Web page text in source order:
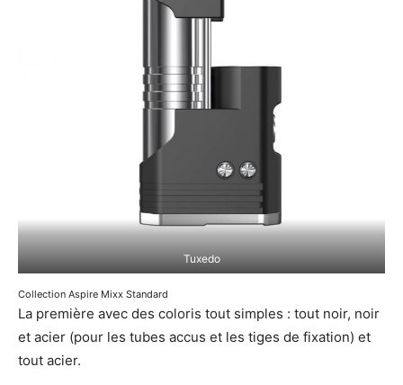
Tuxedo
Collection Aspire Mixx Standard
La première avec des coloris tout simples : tout noir, noir
et acier (pour les tubes accus et les tiges de fixation) et
tout acier.